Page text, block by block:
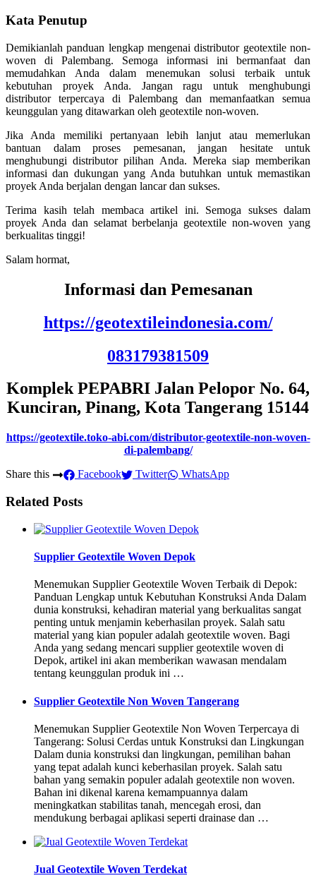
Kata Penutup
Demikianlah panduan lengkap mengenai distributor geotextile non-
woven di Palembang. Semoga informasi ini bermanfaat dan
memudahkan Anda dalam menemukan solusi terbaik untuk
kebutuhan proyek Anda. Jangan ragu untuk menghubungi
distributor terpercaya di Palembang dan memanfaatkan semua
keunggulan yang ditawarkan oleh geotextile non-woven.
Jika Anda memiliki pertanyaan lebih lanjut atau memerlukan
bantuan dalam proses pemesanan, jangan hesitate untuk
menghubungi distributor pilihan Anda. Mereka siap memberikan
informasi dan dukungan yang Anda butuhkan untuk memastikan
proyek Anda berjalan dengan lancar dan sukses.
Terima kasih telah membaca artikel ini. Semoga sukses dalam
proyek Anda dan selamat berbelanja geotextile non-woven yang
berkualitas tinggi!
Salam hormat,
Informasi dan Pemesanan
https://geotextileindonesia.com/
083179381509
Komplek PEPABRI Jalan Pelopor No. 64,
Kunciran, Pinang, Kota Tangerang 15144
https://geotextile.toko-abi.com/distributor-geotextile-non-woven-
di-palembang/
Share this
Facebook Twitter WhatsApp
Related Posts
Supplier Geotextile Woven Depok
Menemukan Supplier Geotextile Woven Terbaik di Depok:
Panduan Lengkap untuk Kebutuhan Konstruksi Anda Dalam
dunia konstruksi, kehadiran material yang berkualitas sangat
penting untuk menjamin keberhasilan proyek. Salah satu
material yang kian populer adalah geotextile woven. Bagi
Anda yang sedang mencari supplier geotextile woven di
Depok, artikel ini akan memberikan wawasan mendalam
tentang keunggulan produk ini …
Supplier Geotextile Non Woven Tangerang
Menemukan Supplier Geotextile Non Woven Terpercaya di
Tangerang: Solusi Cerdas untuk Konstruksi dan Lingkungan
Dalam dunia konstruksi dan lingkungan, pemilihan bahan
yang tepat adalah kunci keberhasilan proyek. Salah satu
bahan yang semakin populer adalah geotextile non woven.
Bahan ini dikenal karena kemampuannya dalam
meningkatkan stabilitas tanah, mencegah erosi, dan
mendukung berbagai aplikasi seperti drainase dan …
Jual Geotextile Woven Terdekat